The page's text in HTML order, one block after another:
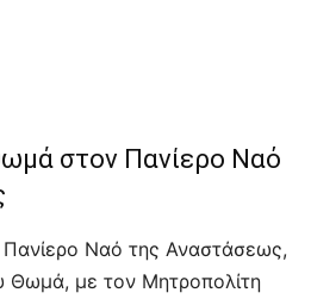
στον Πανίερο Ναό
Ναό της Αναστάσεως,
Θωμά, με τον Μητροπολίτη